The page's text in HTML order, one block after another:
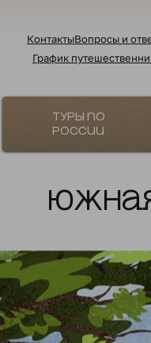
КонтактыВопросы и
График
Туры по
России